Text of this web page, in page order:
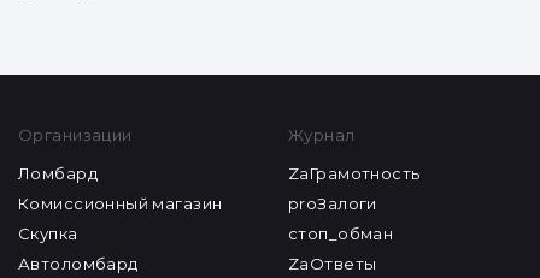
Организации
Ломбард
Комиссионный магазин
Скупка
Автоломбард
Журнал
ZaГрамотность
proЗалоги
стоп_обман
ZaОтветы